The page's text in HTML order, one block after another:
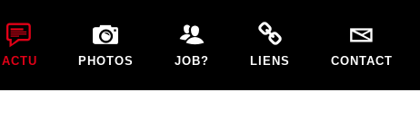
ACTU PHOTOS JOB? LIENS CONTACT